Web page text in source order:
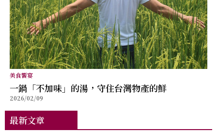
美食饗宴
⼀鍋「不加味」的湯，守住台灣物產的鮮
2026/02/09
最新文章